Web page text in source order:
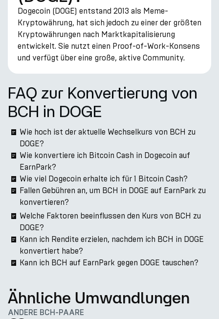
Dogecoin (DOGE) entstand 2013 als Meme-
Kryptowährung, hat sich jedoch zu einer der größten
Kryptowährungen nach Marktkapitalisierung
entwickelt. Sie nutzt einen Proof-of-Work-Konsens
und verfügt über eine große, aktive Community.
FAQ zur Konvertierung von
BCH in DOGE
Wie hoch ist der aktuelle Wechselkurs von BCH zu
DOGE?
Wie konvertiere ich Bitcoin Cash in Dogecoin auf
EarnPark?
Wie viel Dogecoin erhalte ich für 1 Bitcoin Cash?
Fallen Gebühren an, um BCH in DOGE auf EarnPark zu
konvertieren?
Welche Faktoren beeinflussen den Kurs von BCH zu
DOGE?
Kann ich Rendite erzielen, nachdem ich BCH in DOGE
konvertiert habe?
Kann ich BCH auf EarnPark gegen DOGE tauschen?
Ähnliche Umwandlungen
ANDERE BCH-PAARE